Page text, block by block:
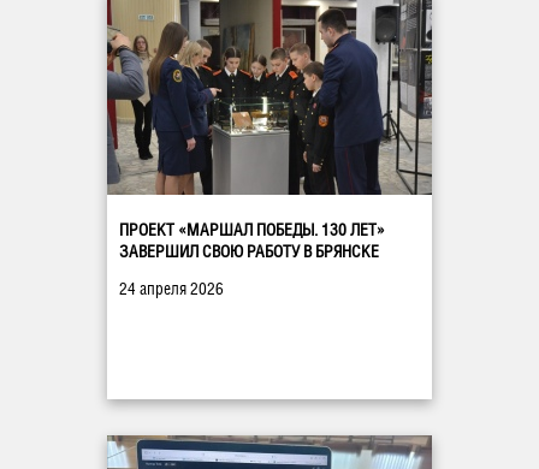
ПРОЕКТ «МАРШАЛ ПОБЕДЫ. 130 ЛЕТ»
ЗАВЕРШИЛ СВОЮ РАБОТУ В БРЯНСКЕ
24 апреля 2026